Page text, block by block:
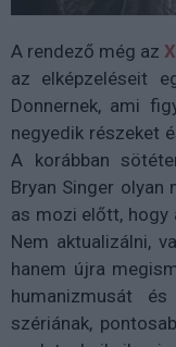
A rendező még az
az elképzeléseit
Donnernek, ami
negyedik részeket
A korábban
Bryan Singer
as mozi előtt, hogy
Nem aktualizálni,
hanem újra
humanizmusát
szériának,